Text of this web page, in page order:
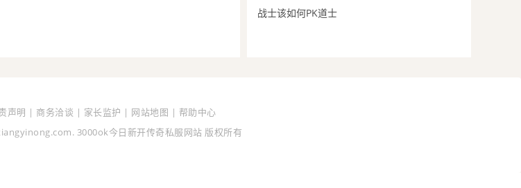
战士该如何PK道士
声明 | 商务洽谈 | 家长监护 | 网站地图 | 帮助中心
3000ok今日新开传奇私服网站 版权所有